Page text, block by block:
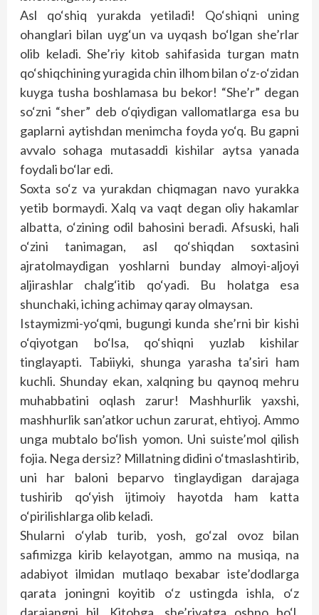
Asl qo‘shiq yurakda yetiladi! Qo‘shiqni uning
ohanglari bilan uyg‘un va uyqash bo‘lgan she’rlar
olib keladi. She’riy kitob sahifasida turgan matn
qo‘shiqchining yuragida chin ilhom bilan o‘z-o‘zidan
kuyga tusha boshlamasa bu bekor! “She’r” degan
so‘zni “sher” deb o‘qiydigan vallomatlarga esa bu
gaplarni aytishdan menimcha foyda yo‘q. Bu gapni
avvalo sohaga mutasaddi kishilar aytsa yanada
foydali bo‘lar edi.
Soxta so‘z va yurakdan chiqmagan navo yurakka
yetib bormaydi. Xalq va vaqt degan oliy hakamlar
albatta, o‘zining odil bahosini beradi. Afsuski, hali
o‘zini tanimagan, asl qo‘shiqdan soxtasini
ajratolmaydigan yoshlarni bunday almoyi-aljoyi
aljirashlar chalg‘itib qo‘yadi. Bu holatga esa
shunchaki, iching achimay qaray olmaysan.
Istaymizmi-yo‘qmi, bugungi kunda she’rni bir kishi
o‘qiyotgan bo‘lsa, qo‘shiqni yuzlab kishilar
tinglayapti. Tabiiyki, shunga yarasha ta’siri ham
kuchli. Shunday ekan, xalqning bu qaynoq mehru
muhabbatini oqlash zarur! Mashhurlik yaxshi,
mashhurlik san’atkor uchun zarurat, ehtiyoj. Ammo
unga mubtalo bo‘lish yomon. Uni suiste’mol qilish
fojia. Nega dersiz? Millatning didini o‘tmaslashtirib,
uni har baloni beparvo tinglaydigan darajaga
tushirib qo‘yish ijtimoiy hayotda ham katta
o‘pirilishlarga olib keladi.
Shularni o‘ylab turib, yosh, go‘zal ovoz bilan
safimizga kirib kelayotgan, ammo na musiqa, na
adabiyot ilmidan mutlaqo bexabar iste’dodlarga
qarata joningni koyitib o‘z ustingda ishla, o‘z